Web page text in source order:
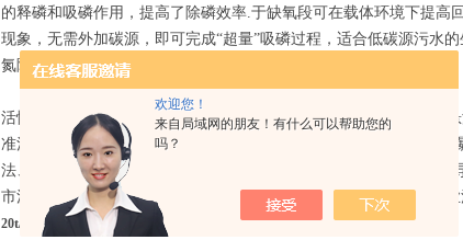
欢迎您！
来自局域网的朋友！有什么可以帮助您的
吗？
的释磷和吸磷作用，提高了除磷效率.于缺氧段可在载体环境下提高
现象，无需外加碳源，即可完成“超量”吸磷过程，适合低碳源污水
氮除磷.
活性污泥法是水体自净的人工强化，是使微生物群体在曝气池内是
准活性污泥法、STEP曝气法、长时间曝气法、分段式曝气法、限
法、AOO等.近年来开发高效脱氮除磷工艺。目前，活性污泥法占
市污水，但随着如AO法、AOO法、AB法等新工艺的开发，对于工
20t/d污水处理一体化设备
传统活性污泥法